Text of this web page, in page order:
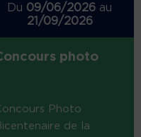
Du 09/06/2026 au
21/09/2026
photo
Photo
de la